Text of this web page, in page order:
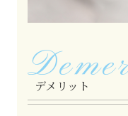
デメリット